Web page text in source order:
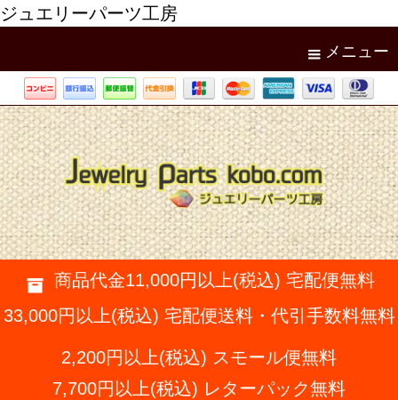
ジュエリーパーツ工房
メニュー
商品代金11,000円以上(税込) 宅配便無料
33,000円以上(税込) 宅配便送料・代引手数料無料
2,200円以上(税込) スモール便無料
7,700円以上(税込) レターパック無料